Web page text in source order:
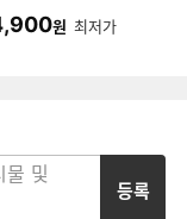
원 최저가
등록